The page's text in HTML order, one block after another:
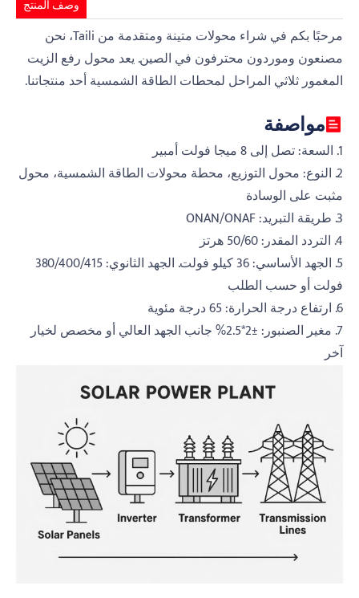
وصف المنتج
مرحبًا بكم في شراء محولات متينة ومتقدمة من Taili، نحن
مصنعون وموردون محترفون في الصين. يعد محول رفع الزيت
المغمور ثلاثي المراحل لمحطات الطاقة الشمسية أحد منتجاتنا.
مواصفة
1. السعة: تصل إلى 8 ميجا فولت أمبير
2. النوع: محول التوزيع، محطة محولات الطاقة الشمسية، محول
مثبت على الوسادة
3. طريقة التبريد: ONAN/ONAF
4. التردد المقدر: 50/60 هرتز
5. الجهد الأساسي: 36 كيلو فولت. الجهد الثانوي: 380/400/415
فولت أو حسب الطلب
6. ارتفاع درجة الحرارة: 65 درجة مئوية
7. مغير الصنبور: ±2*2.5% جانب الجهد العالي أو مخصص لخيار
آخر